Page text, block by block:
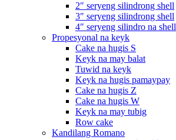
2″ seryeng silindrong shell
3″ seryeng silindrong shell
4″ seryeng silindro na shell
Propesyonal na keyk
Cake na hugis S
Keyk na may balat
Tuwid na keyk
Keyk na hugis pamaypay
Cake na hugis Z
Cake na hugis W
Keyk na may tubig
Row cake
Kandilang Romano